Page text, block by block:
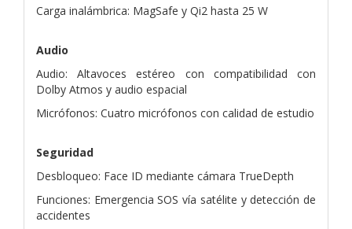
Carga inalámbrica: MagSafe y Qi2 hasta 25 W
Audio
Audio: Altavoces estéreo con compatibilidad con
Dolby Atmos y audio espacial
Micrófonos: Cuatro micrófonos con calidad de estudio
Seguridad
Desbloqueo: Face ID mediante cámara TrueDepth
Funciones: Emergencia SOS vía satélite y detección de
accidentes